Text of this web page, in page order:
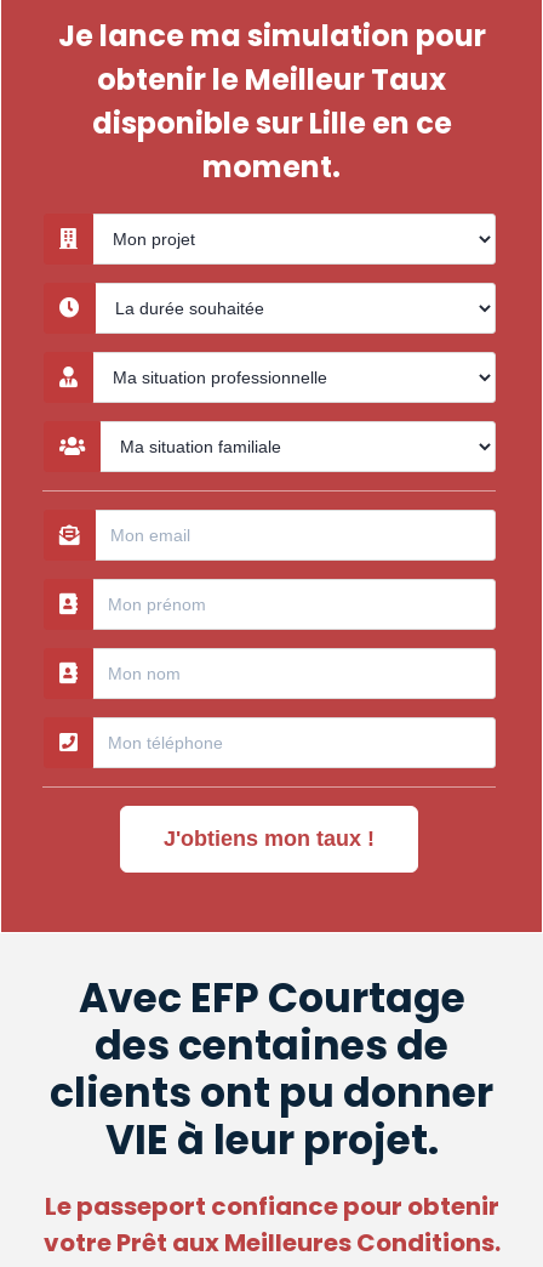
Je lance ma simulation pour
obtenir le Meilleur Taux
disponible sur Lille en ce
moment.
J'obtiens mon taux !
Avec EFP Courtage
des centaines de
clients ont pu donner
VIE à leur projet.
Le passeport confiance pour obtenir
votre Prêt aux Meilleures Conditions.